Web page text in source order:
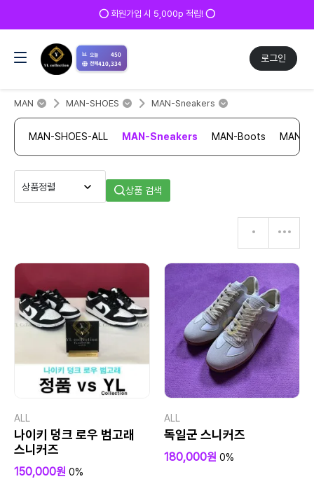
⭕ 회원가입 시 5,000p 적립! ⭕
로그인
📊 오늘 450
전체410,334
MAN MAN-SHOES MAN-Sneakers
MAN-SHOES-ALL MAN-Sneakers MAN-Boots MAN-
상품 검색
ALL
나이키 덩크 로우 범고래
스니커즈
150,000원 0%
ALL
독일군 스니커즈
180,000원 0%